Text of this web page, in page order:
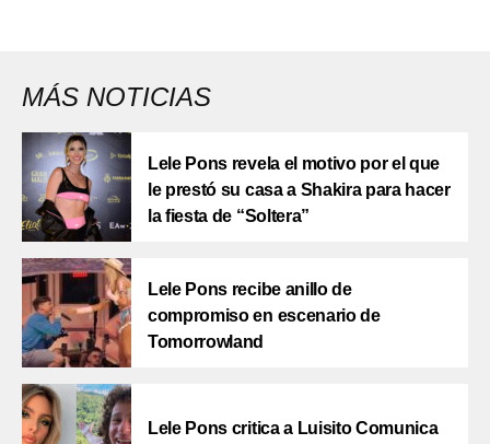
MÁS NOTICIAS
Lele Pons revela el motivo por el que
le prestó su casa a Shakira para hacer
la fiesta de “Soltera”
Lele Pons recibe anillo de
compromiso en escenario de
Tomorrowland
Lele Pons critica a Luisito Comunica